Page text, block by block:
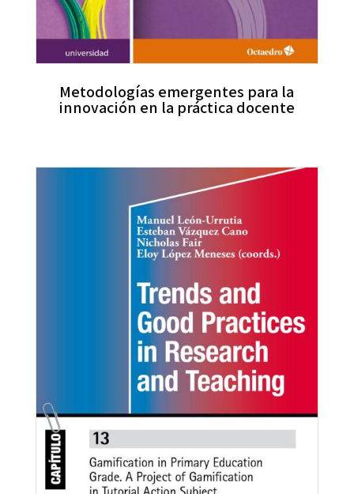
Metodologías emergentes para la
innovación en la práctica docente